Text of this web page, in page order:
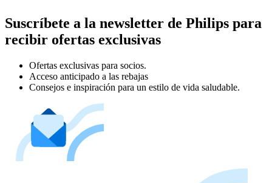
Suscríbete a la newsletter de Philips para
recibir ofertas exclusivas
Ofertas exclusivas para socios.
Acceso anticipado a las rebajas
Consejos e inspiración para un estilo de vida saludable.